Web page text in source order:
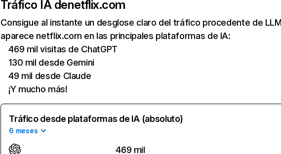
Tráfico IA denetflix.com
Consigue al instante un desglose claro del tráfico procedente de
aparece netflix.com en las principales plataformas de IA:
469 mil visitas de ChatGPT
130 mil desde Gemini
49 mil desde Claude
¡Y mucho más!
Tráfico desde plataformas de IA (absoluto)
6 meses
469 mil